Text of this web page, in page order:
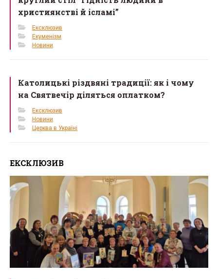
християнстві й ісламі”
Ексклюзив
Екуменізм
Новини
Католицькі різдвяні традиції: як і чому
на Святвечір діляться оплатком?
Ексклюзив
Новини
Церква в Україні
ЕКСКЛЮЗИВ